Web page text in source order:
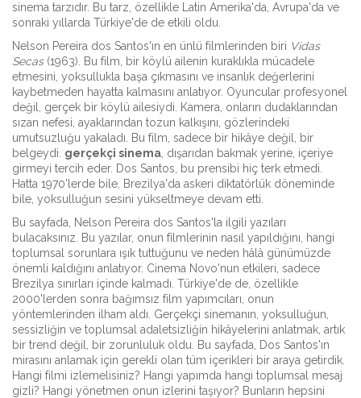
sinema tarzıdır. Bu tarz, özellikle Latin Amerika'da, Avrupa'da ve
sonraki yıllarda Türkiye'de de etkili oldu.
Nelson Pereira dos Santos'ın en ünlü filmlerinden biri Vidas
Secas(1963). Bu film, bir köylü ailenin kuraklıkla mücadele
etmesini, yoksullukla başa çıkmasını ve insanlık değerlerini
kaybetmeden hayatta kalmasını anlatıyor. Oyuncular profesyonel
değil, gerçek bir köylü ailesiydi. Kamera, onların dudaklarından
sızan nefesi, ayaklarından tozun kalkışını, gözlerindeki
umutsuzluğu yakaladı. Bu film, sadece bir hikâye değil, bir
belgeydi. gerçekçi sinema dışarıdan bakmak yerine, içeriye
girmeyi tercih eder. Dos Santos, bu prensibi hiç terk etmedi.
Hatta 1970'lerde bile, Brezilya'da askeri diktatörlük döneminde
bile, yoksulluğun sesini yükseltmeye devam etti.
Bu sayfada, Nelson Pereira dos Santos'la ilgili yazıları
bulacaksınız. Bu yazılar, onun filmlerinin nasıl yapıldığını, hangi
toplumsal sorunlara ışık tuttuğunu ve neden hâlâ günümüzde
önemli kaldığını anlatıyor. Cinema Novo'nun etkileri, sadece
Brezilya sınırları içinde kalmadı. Türkiye'de de, özellikle
2000'lerden sonra bağımsız film yapımcıları, onun
yöntemlerinden ilham aldı. Gerçekçi sinemanın, yoksulluğun,
sessizliğin ve toplumsal adaletsizliğin hikâyelerini anlatmak, artık
bir trend değil, bir zorunluluk oldu. Bu sayfada, Dos Santos'ın
mirasını anlamak için gerekli olan tüm içerikleri bir araya getirdik.
Hangi filmi izlemelisiniz? Hangi yapımda hangi toplumsal mesaj
gizli? Hangi yönetmen onun izlerini taşıyor? Bunların hepsini